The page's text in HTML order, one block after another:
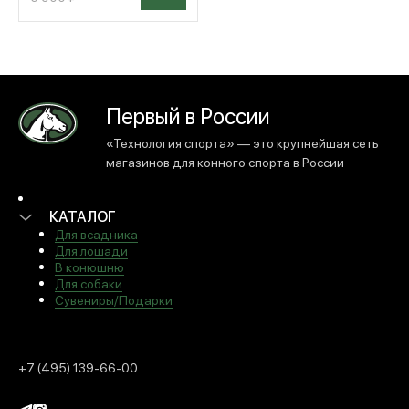
ПОКУПАТЕЛЯМ
ОПЛАТА И ДОСТАВКА
Вход в личный кабинет
+7 (495) 139-66-00
Первый в России
«Технология спорта» — это крупнейшая сеть
магазинов для конного спорта в России
КАТАЛОГ
Для всадника
Для лошади
В конюшню
Для собаки
Сувениры/Подарки
+7 (495) 139-66-00